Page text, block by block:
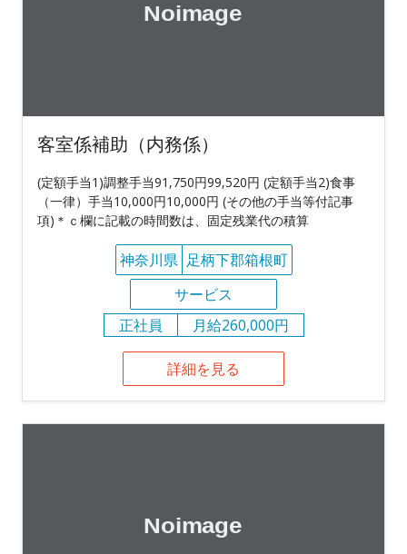
客室係補助（内務係）
(定額手当1)調整手当91,750円99,520円 (定額手当2)食事
（一律）手当10,000円10,000円 (その他の手当等付記事
項)＊ｃ欄に記載の時間数は、固定残業代の積算
神奈川県 足柄下郡箱根町
サービス
正社員
月給260,000円
詳細を見る